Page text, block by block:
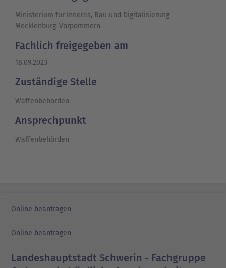
Ministerium für Inneres, Bau und Digitalisierung
Mecklenburg-Vorpommern
Fachlich freigegeben am
18.09.2023
Zuständige Stelle
Waffenbehörden
Ansprechpunkt
Waffenbehörden
Online beantragen
Online beantragen
Landeshauptstadt Schwerin - Fachgruppe